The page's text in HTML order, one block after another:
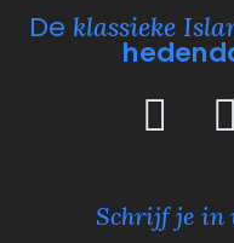
De klassieke
Schrijf je in